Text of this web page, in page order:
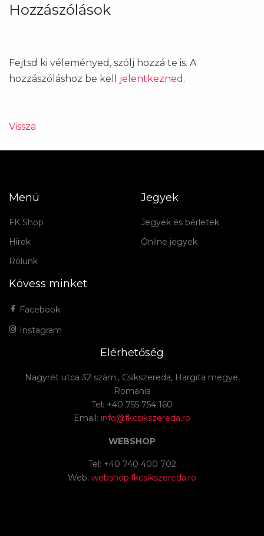
Hozzászólások
Fejtsd ki véleményed, szólj hozzá te is. A
hozzászóláshoz be kell jelentkezned .
Vissza
Menü
FK Shop
Hírek
Rólunk
Jegyek
Jegyek és bérletek
Online jegyek
Kövess minket
Facebook
Instagram
Elérhetőség
Nagyrét utca 32 szám., Csíkszereda, Hargita megye,
Romania
Tel: +40 755 754 160
Email: info@fkcsikszereda.ro
WEBSHOP
Tel: +40 740 400 702
Web: webshop.fkcsikszereda.ro